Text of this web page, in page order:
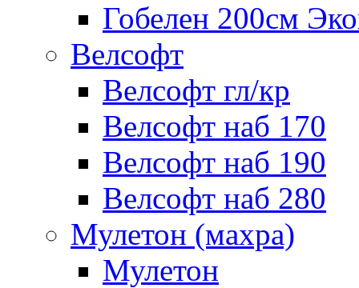
Гобелен 200см
Велсофт
Велсофт гл/кр
Велсофт наб 170
Велсофт наб 190
Велсофт наб 280
Мулетон (махра)
Мулетон